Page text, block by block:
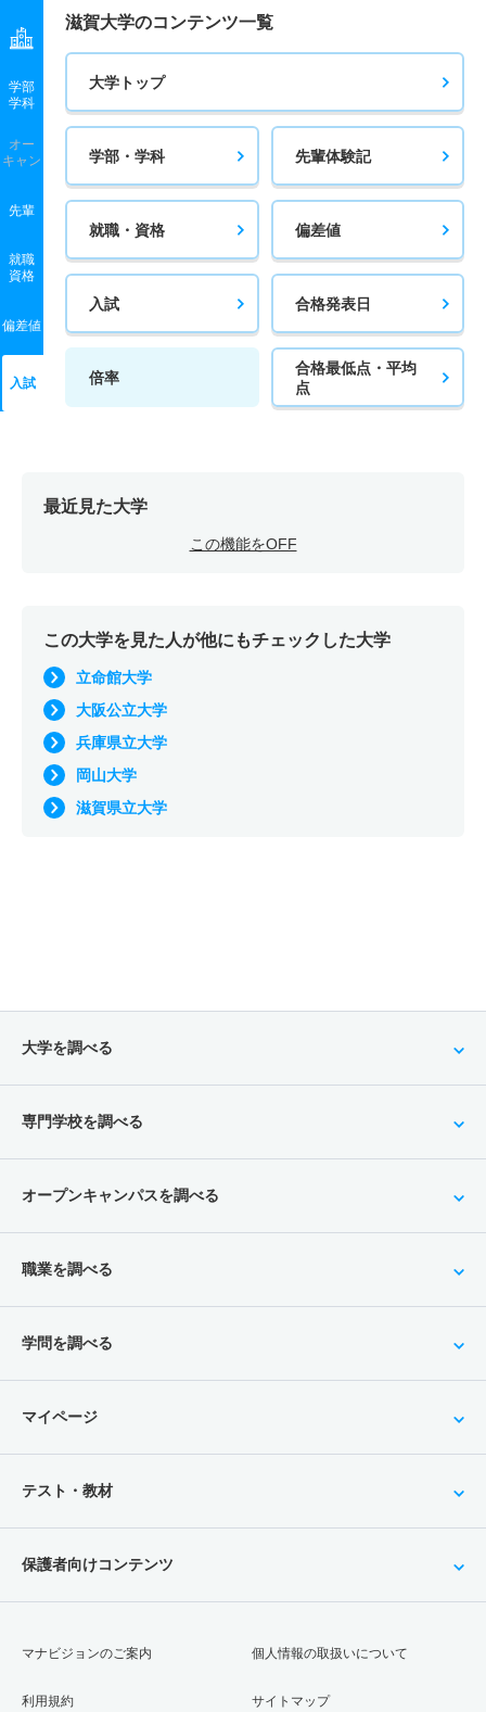
学部
学科
オー
キャン
先輩
就職
資格
偏差値
入試
滋賀大学のコンテンツ一覧
大学トップ
学部・学科 先輩体験記
就職・資格 偏差値
入試 合格発表日
倍率
合格最低点・平均
点
最近見た大学
この機能をOFF
この大学を見た人が他にもチェックした大学
立命館大学
大阪公立大学
兵庫県立大学
岡山大学
滋賀県立大学
大学を調べる
専門学校を調べる
オープンキャンパスを調べる
職業を調べる
学問を調べる
マイページ
テスト・教材
保護者向けコンテンツ
マナビジョンのご案内
利用規約
個人情報の取扱いについて
サイトマップ